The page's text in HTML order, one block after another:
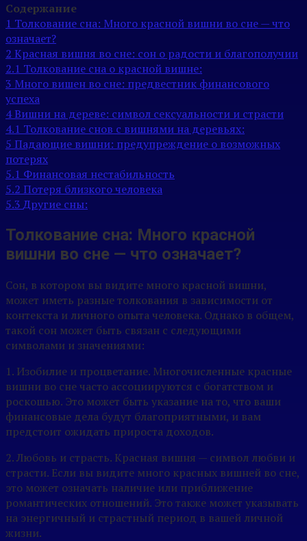
Содержание
1 Толкование сна: Много красной вишни во сне — что
означает?
2 Красная вишня во сне: сон о радости и благополучии
2.1 Толкование сна о красной вишне:
3 Много вишен во сне: предвестник финансового
успеха
4Вишни на дереве: символ сексуальности и страсти
4.1 Толкование снов с вишнями на деревьях:
5 Падающие вишни: предупреждение о возможных
потерях
5.1 Финансовая нестабильность
5.2 Потеря близкого человека
5.3 Другие сны:
Толкование сна: Много красной
вишни во сне — что означает?
Сон, в котором вы видите много красной вишни,
может иметь разные толкования в зависимости от
контекста и личного опыта человека. Однако в общем,
такой сон может быть связан с следующими
символами и значениями:
1. Изобилие и процветание. Многочисленные красные
вишни во сне часто ассоциируются с богатством и
роскошью. Это может быть указание на то, что ваши
финансовые дела будут благоприятными, и вам
предстоит ожидать прироста доходов.
2. Любовь и страсть. Красная вишня — символ любви и
страсти. Если вы видите много красных вишней во сне,
это может означать наличие или приближение
романтических отношений. Это также может указывать
на энергичный и страстный период в вашей личной
жизни.